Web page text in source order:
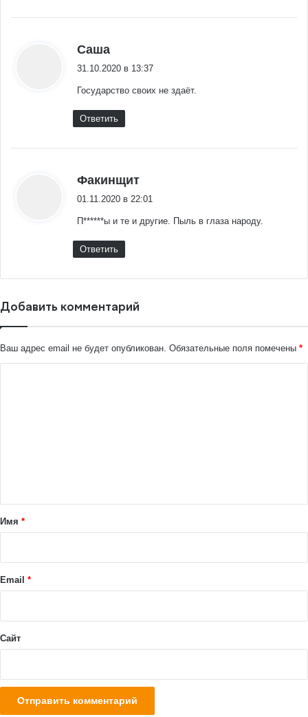
Саша
31.10.2020 в 13:37
Государство своих не здаёт.
Ответить
Факинщит
01.11.2020 в 22:01
П******ы и те и другие. Пыль в глаза народу.
Ответить
Добавить комментарий
Ваш адрес email не будет опубликован. Обязательные поля помечены *
а
й
Имя *
Email *
Сайт